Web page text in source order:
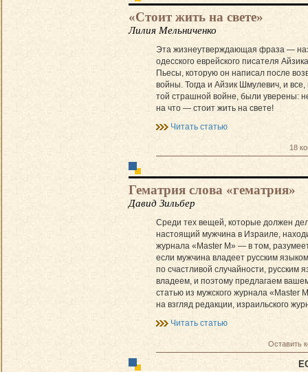
«Стоит жить на свете»
Лилия Мельниченко
Эта жизнеутверждающая фраза —
одесского еврейского писателя
Пьесы, которую он написал после
войны. Тогда и Айзик Шмулевич, и все,
той страшной войне, были уверены:
на что — стоит жить на свете!
Читать статью
18
Гематрия слова «гематрия»
Давид Зильбер
Среди тех вещей, которые должен
настоящий мужчина в Израиле,
журнала «Master M» — в том,
если мужчина владеет русским
по счастливой случайности, русским
владеем, и поэтому предлагаем
статью из мужского журнала «Master
на взгляд редакции, израильского
Читать статью
Оставить